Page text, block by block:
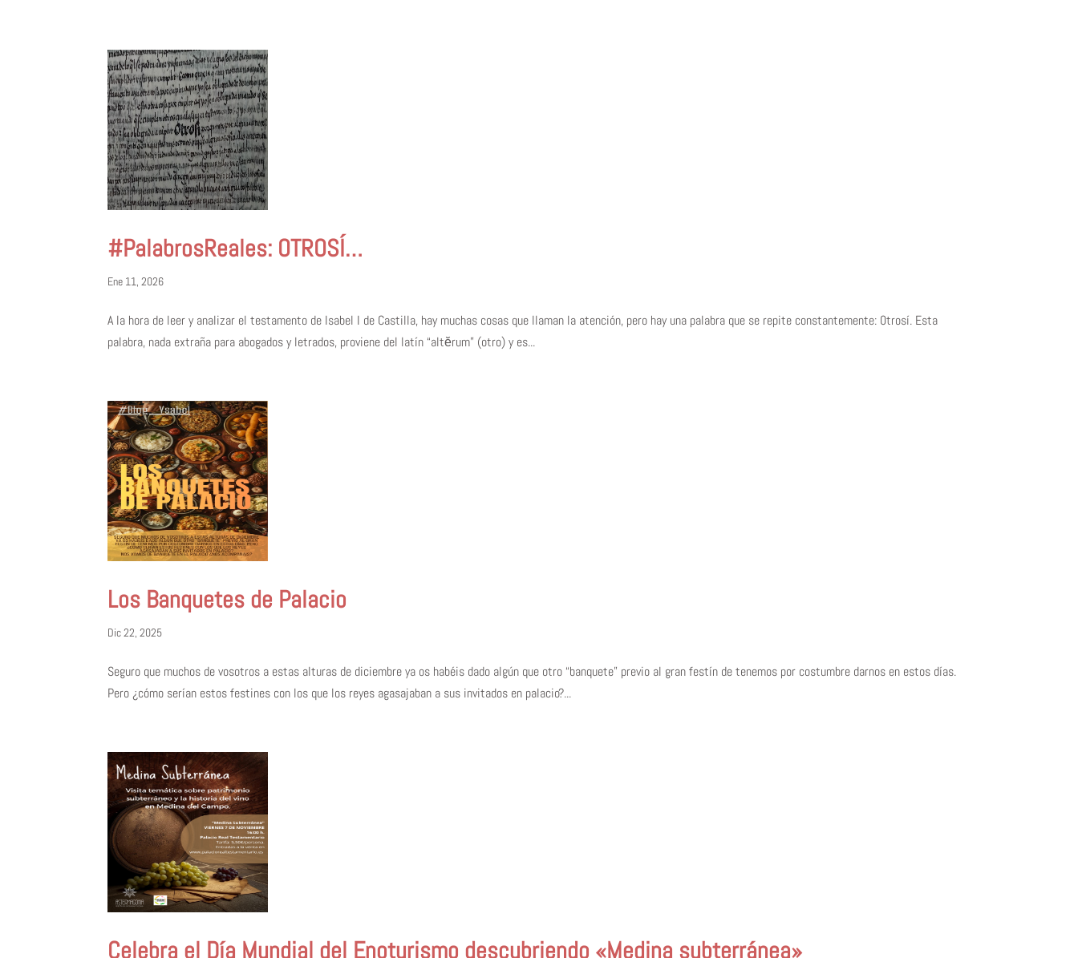
#PalabrosReales: OTROSÍ…
Ene 11, 2026
A la hora de leer y analizar el testamento de Isabel I de Castilla, hay muchas cosas que llaman la atención, pero hay una palabra que se repite constantemente: 0trosí. Esta
palabra, nada extraña para abogados y letrados, proviene del latín “altĕrum” (otro) y es...
Los Banquetes de Palacio
Dic 22, 2025
Seguro que muchos de vosotros a estas alturas de diciembre ya os habéis dado algún que otro “banquete” previo al gran festín de tenemos por costumbre darnos en estos días.
Pero ¿cómo serían estos festines con los que los reyes agasajaban a sus invitados en palacio?...
Celebra el Día Mundial del Enoturismo descubriendo «Medina subterránea»